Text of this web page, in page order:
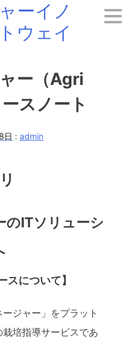
ーイノ
ウェイ
ー（Agri
スノート
日 : admin
のITソリューシ
スについて】
ジャー」をプラット
培指導サービスであ